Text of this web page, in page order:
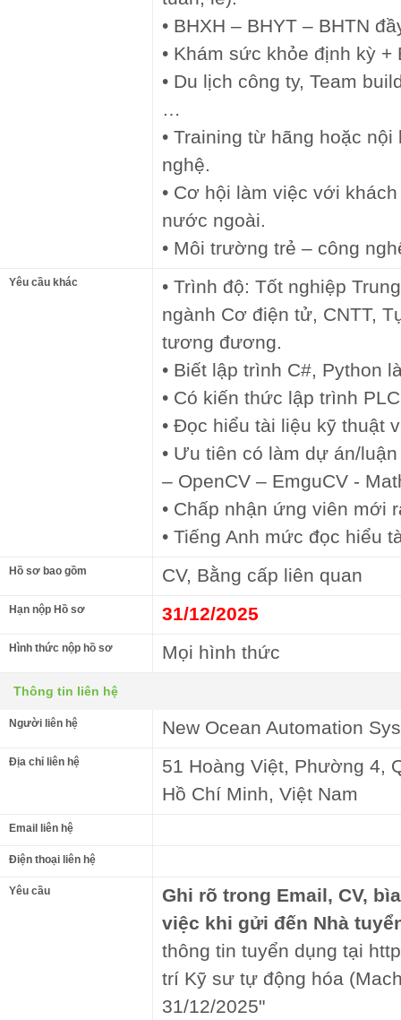
• BHXH – BHYT – BHTN
• Khám sức khỏe định kỳ +
• Du lịch công ty, Team
• Training từ hãng hoặc
nghệ.
• Cơ hội làm việc với
nước ngoài.
• Môi trường trẻ – công
Yêu cầu khác
• Trình độ: Tốt nghiệp
ngành Cơ điện tử, CNTT,
tương đương.
• Biết lập trình C#, Python
• Có kiến thức lập trình
• Đọc hiểu tài liệu kỹ thuật
• Ưu tiên có làm dự án/
– OpenCV – EmguCV -
• Chấp nhận ứng viên mới
• Tiếng Anh mức đọc hiểu
Hồ sơ bao gồm CV, Bằng cấp liên quan
Hạn nộp Hồ sơ 31/12/2025
Hình thức nộp hồ sơ Mọi hình thức
Thông tin liên hệ
Người liên hệ New Ocean Automation
Địa chỉ liên hệ
51 Hoàng Việt, Phường 4,
Hồ Chí Minh, Việt Nam
Email liên hệ
Điện thoại liên hệ
Yêu cầu
Ghi rõ trong Email, CV,
việc khi gửi đến Nhà
thông tin tuyển dụng tại
trí Kỹ sư tự động hóa
31/12/2025"